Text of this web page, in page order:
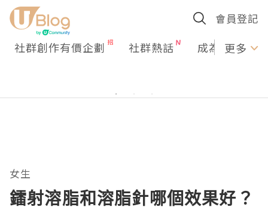
會員登記
社群創作有價企劃 社群熱話 成為U更多
女生
鐳射溶脂和溶脂針哪個效果好？